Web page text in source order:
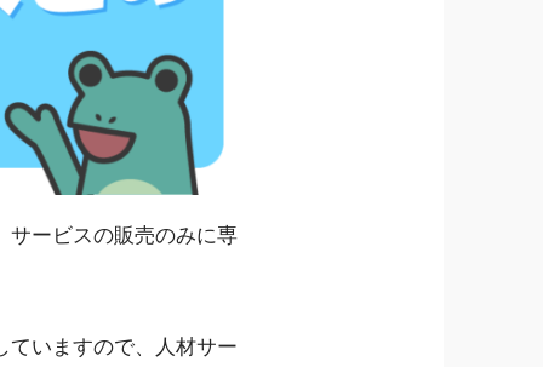
サービスの販売のみに専
ていますので、人材サー